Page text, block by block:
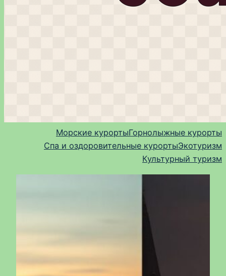
Морские курортыГорнолыжные курорты
Спа и оздоровительные курортыЭкотуризм
Культурный туризм